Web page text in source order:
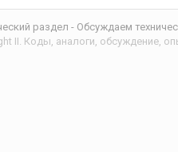
раздел - Обсуждаем
II. Коды, аналоги, обсуждение,